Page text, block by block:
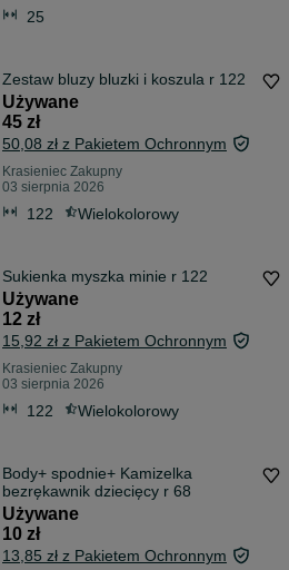
25
Zestaw bluzy bluzki i koszula r 122
Używane
45 zł
50,08 zł z Pakietem Ochronnym
Krasieniec Zakupny
03 sierpnia 2026
122 Wielokolorowy
Sukienka myszka minie r 122
Używane
12 zł
15,92 zł z Pakietem Ochronnym
Krasieniec Zakupny
03 sierpnia 2026
122 Wielokolorowy
Body+ spodnie+ Kamizelka
bezrękawnik dziecięcy r 68
Używane
10 zł
13,85 zł z Pakietem Ochronnym